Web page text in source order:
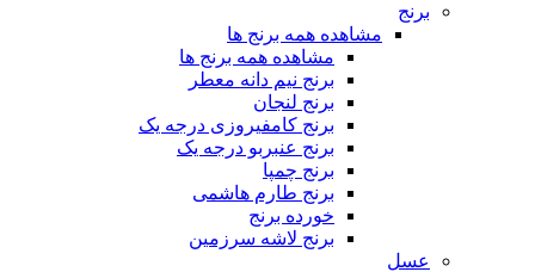
برنج
مشاهده همه برنج ها
مشاهده همه برنج ها
برنج نیم دانه معطر
برنج لنجان
برنج کامفیروزی درجه یک
برنج عنبربو درجه یک
برنج چمپا
برنج طارم هاشمی
خورده برنج
برنج لاشه سرزمین
عسل